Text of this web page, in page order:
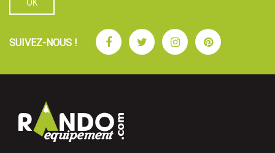
SUIVEZ-NOUS ! FacebookTwitterInstagramPinterest